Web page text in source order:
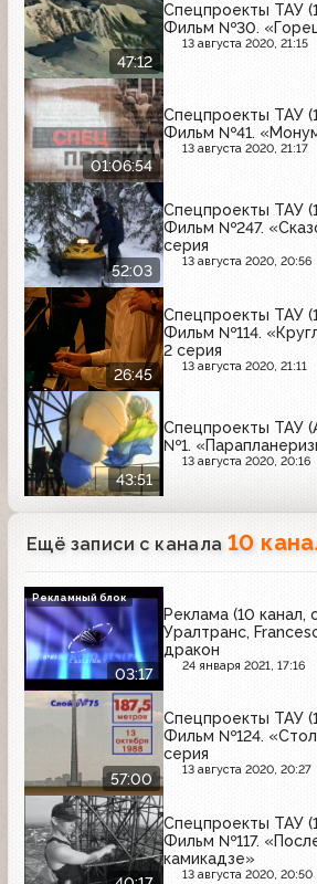
47:12
Спецпроекты ТАУ
Фильм №30.
13 августа 2020, 21:15
01:06:54
Спецпроекты ТАУ
Фильм №41.
13 августа 2020, 21:17
52:03
Спецпроекты ТАУ
Фильм №247.
серия
13 августа 2020, 20:56
26:45
Спецпроекты ТАУ
Фильм №114.
2 серия
13 августа 2020, 21:11
43:51
Спецпроекты ТАУ
№1.
13 августа 2020, 20:16
Ещё записи с канала 10
03:17
Реклама (10 канал,
Уралтранс,
дракон
24 января 2021, 17:16
Рекламный блок
57:00
Спецпроекты ТАУ
Фильм №124.
серия
13 августа 2020, 20:27
Спецпроекты ТАУ
Фильм №117.
камикадзе»
13 августа 2020, 20:50